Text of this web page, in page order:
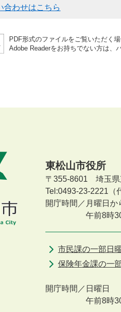
合わせはこちら
PDF形式のファイルをご覧いただく
Adobe Readerをお持ちでない方は、
東松山市役所
〒355-8601 埼玉県
Tel:0493-23-2221（
開庁時間／月曜日か
午前8時
市民課の一部日
保険年金課の一
開庁時間／ 日曜日
午前8時